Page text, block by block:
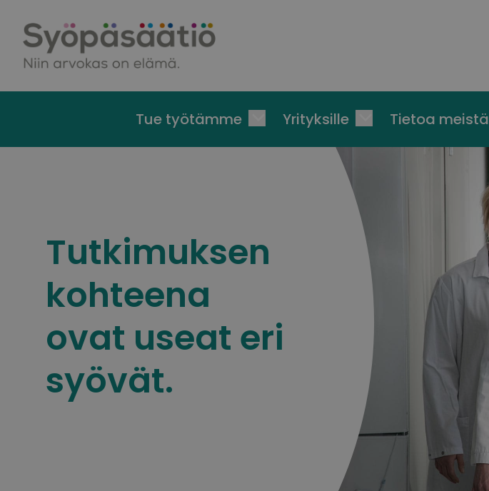
Tue työtämme Yrityksille Tietoa meistä
Tutkimuksen
kohteena
ovat useat eri
syövät.